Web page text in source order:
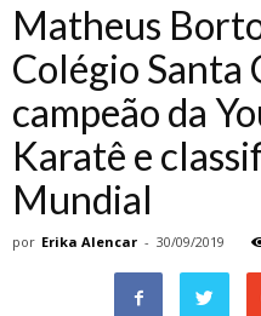
Matheus
Colégio Santa
campeão da
Karatê e
Mundial
por Erika Alencar - 30/09/2019